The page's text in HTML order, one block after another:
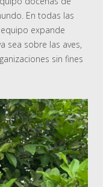
En todas las
expande
sea sobre las aves,
sin fines